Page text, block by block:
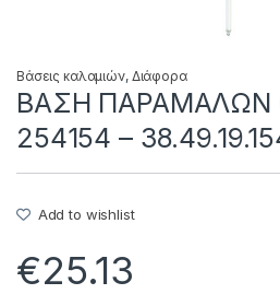
Βάσεις καλαμιών, Διάφορα
ΒΑΣΗ ΠΑΡΑΜΑΛΩΝ
254154 –
Add to wishlist
€25.13